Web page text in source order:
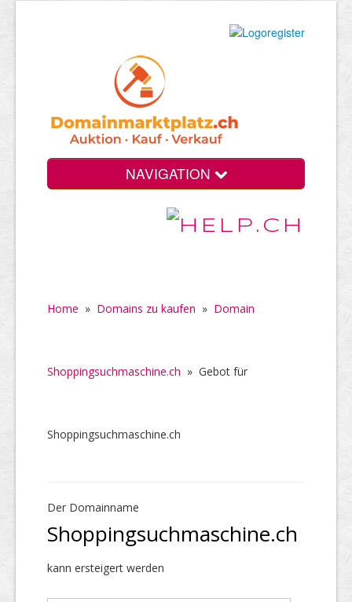
NAVIGATION
Home » Domains zu kaufen » Domain
Shoppingsuchmaschine.ch » Gebot für
Shoppingsuchmaschine.ch
Der Domainname
Shoppingsuchmaschine.ch
kann ersteigert werden